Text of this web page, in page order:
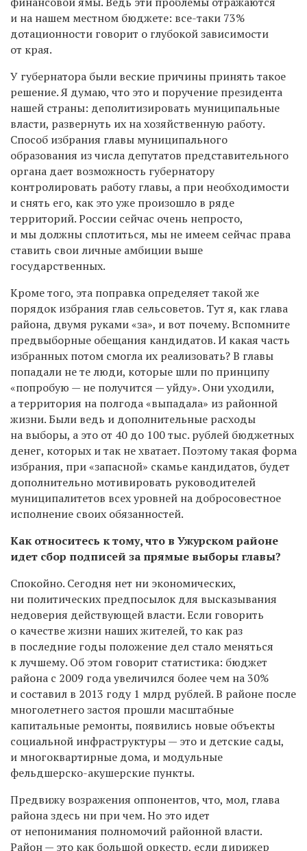
и на нашем местном бюджете: все-таки 73%
дотационности говорит о глубокой зависимости
от края.
У губернатора были веские причины принять такое
решение. Я думаю, что это и поручение президента
нашей страны: деполитизировать муниципальные
власти, развернуть их на хозяйственную работу.
Способ избрания главы муниципального
образования из числа депутатов представительного
органа дает возможность губернатору
контролировать работу главы, а при необходимости
и снять его, как это уже произошло в ряде
территорий. России сейчас очень непросто,
и мы должны сплотиться, мы не имеем сейчас права
ставить свои личные амбиции выше
государственных.
Кроме того, эта поправка определяет такой же
порядок избрания глав сельсоветов. Тут я, как глава
района, двумя руками «за», и вот почему. Вспомните
предвыборные обещания кандидатов. И какая часть
избранных потом смогла их реализовать? В главы
попадали не те люди, которые шли по принципу
«попробую — не получится — уйду». Они уходили,
а территория на полгода «выпадала» из районной
жизни. Были ведь и дополнительные расходы
на выборы, а это от 40 до 100 тыс. рублей бюджетных
денег, которых и так не хватает. Поэтому такая форма
избрания, при «запасной» скамье кандидатов, будет
дополнительно мотивировать руководителей
муниципалитетов всех уровней на добросовестное
исполнение своих обязанностей.
Как относитесь к тому, что в Ужурском районе
идет сбор подписей за прямые выборы главы?
Спокойно. Сегодня нет ни экономических,
ни политических предпосылок для высказывания
недоверия действующей власти. Если говорить
о качестве жизни наших жителей, то как раз
в последние годы положение дел стало меняться
к лучшему. Об этом говорит статистика: бюджет
района с 2009 года увеличился более чем на 30%
и составил в 2013 году 1 млрд рублей. В районе после
многолетнего застоя прошли масштабные
капитальные ремонты, появились новые объекты
социальной инфраструктуры — это и детские сады,
и многоквартирные дома, и модульные
фельдшерско-акушерские пункты.
Предвижу возражения оппонентов, что, мол, глава
района здесь ни при чем. Но это идет
от непонимания полномочий районной власти.
Район — это как большой оркестр, если дирижер